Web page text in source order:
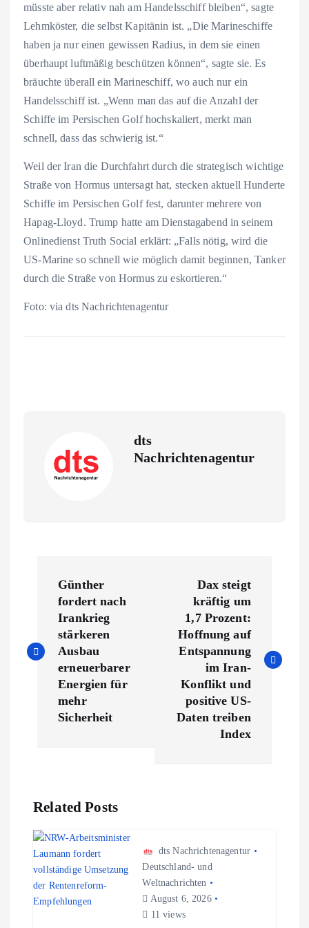
müsste aber relativ nah am Handelsschiff bleiben“, sagte
Lehmköster, die selbst Kapitänin ist. „Die Marineschiffe
haben ja nur einen gewissen Radius, in dem sie einen
überhaupt luftmäßig beschützen können“, sagte sie. Es
bräuchte überall ein Marineschiff, wo auch nur ein
Handelsschiff ist. „Wenn man das auf die Anzahl der
Schiffe im Persischen Golf hochskaliert, merkt man
schnell, dass das schwierig ist.“
Weil der Iran die Durchfahrt durch die strategisch wichtige
Straße von Hormus untersagt hat, stecken aktuell Hunderte
Schiffe im Persischen Golf fest, darunter mehrere von
Hapag-Lloyd. Trump hatte am Dienstagabend in seinem
Onlinedienst Truth Social erklärt: „Falls nötig, wird die
US-Marine so schnell wie möglich damit beginnen, Tanker
durch die Straße von Hormus zu eskortieren.“
Foto: via dts Nachrichtenagentur
dts
Nachrichtenagentur
i
s
n
a
v
Günther
fordert nach
Irankrieg
stärkeren
Ausbau
erneuerbarer
Energien für
mehr
Sicherheit
Dax steigt
kräftig um
1,7 Prozent:
Hoffnung auf
Entspannung
im Iran-
Konflikt und
positive US-
Daten treiben
Index
Related Posts
dts Nachrichtenagentur
Deutschland- und
Weltnachrichten
August 6, 2026
11 views